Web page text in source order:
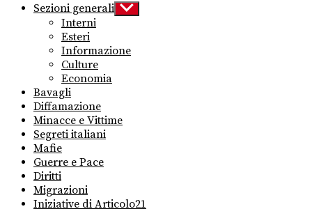
Sezioni generali Show
sub
Interni
Esteri
Informazione
Culture
Economia
Bavagli
Diffamazione
Minacce e Vittime
Segreti italiani
Mafie
Guerre e Pace
Diritti
Migrazioni
Iniziative di Articolo21